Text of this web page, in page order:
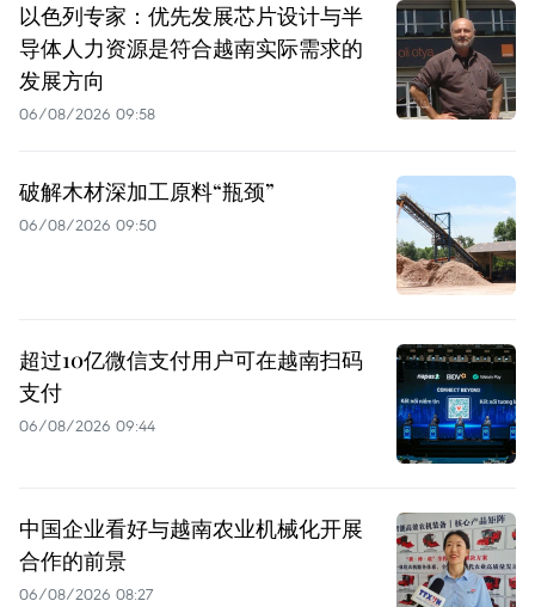
以色列专家：优先发展芯片设计与半
导体人力资源是符合越南实际需求的
发展方向
06/08/2026 09:58
破解木材深加工原料“瓶颈”
06/08/2026 09:50
超过10亿微信支付用户可在越南扫码
支付
06/08/2026 09:44
中国企业看好与越南农业机械化开展
合作的前景
06/08/2026 08:27